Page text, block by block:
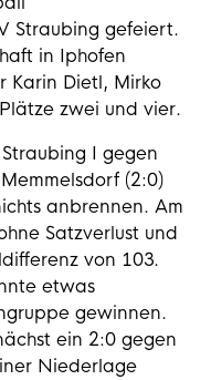
Straubing gefeiert.
in Iphofen
Karin Dietl, Mirko
zwei und vier.
I gegen
(2:0)
anbrennen. Am
Satzverlust und
von 103.
etwas
gewinnen.
ein 2:0 gegen
Niederlage